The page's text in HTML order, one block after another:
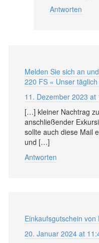
Antworten
Melden Sie sich an
220 FS « Unser
11. Dezember 2023 at
[…] kleiner Nachtrag
anschließender
sollte auch diese Mail
und […]
Antworten
Einkaufsgutschein von
20. Januar 2024 at